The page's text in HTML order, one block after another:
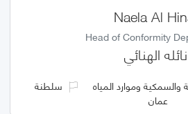
Naela Al
Head of Conformity
نائله الهنائي
والسمكية وموارد المياه
سلطنة
عمان